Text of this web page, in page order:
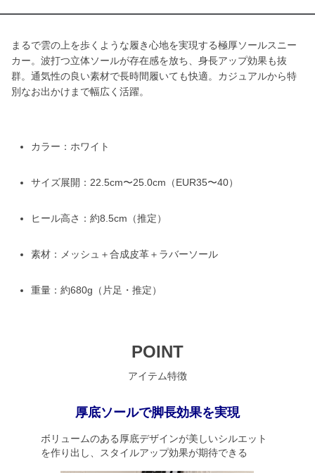
まるで雲の上を歩くような履き心地を実現する極厚ソールスニー
カー。波打つ立体ソールが存在感を放ち、身長アップ効果も抜
群。通気性の良い素材で長時間履いても快適。カジュアルから特
別なお出かけまで幅広く活躍。
カラー：ホワイト
サイズ展開：22.5cm〜25.0cm（EUR35〜40）
ヒール高さ：約8.5cm（推定）
素材：メッシュ＋合成皮革＋ラバーソール
重量：約680g（片足・推定）
POINT
アイテム特徴
厚底ソールで脚長効果を実現
ボリュームのある厚底デザインが美しいシルエット
を作り出し、スタイルアップ効果が期待できる